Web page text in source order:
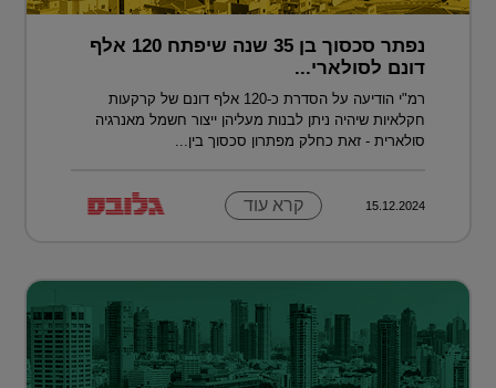
נפתר סכסוך בן 35 שנה שיפתח 120 אלף
דונם לסולארי...
רמ"י הודיעה על הסדרת כ-120 אלף דונם של קרקעות
חקלאיות שיהיה ניתן לבנות מעליהן ייצור חשמל מאנרגיה
סולארית - זאת כחלק מפתרון סכסוך בין...
15.12.2024 קרא עוד